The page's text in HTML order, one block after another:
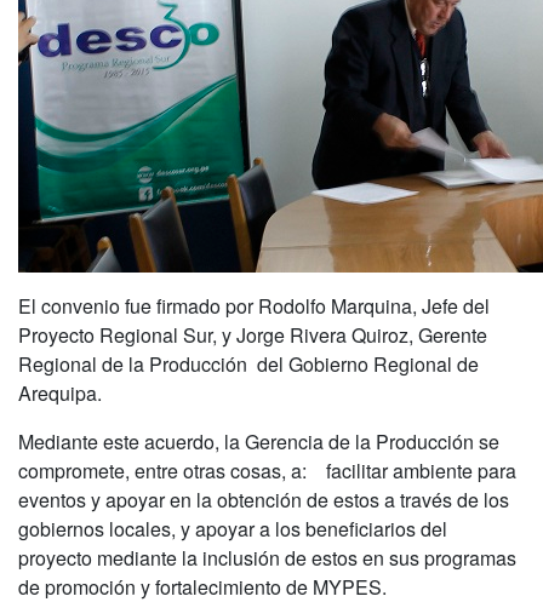
El convenio fue firmado por Rodolfo Marquina, Jefe del
Proyecto Regional Sur, y Jorge Rivera Quiroz, Gerente
Regional de la Producción del Gobierno Regional de
Arequipa.
Mediante este acuerdo, la Gerencia de la Producción se
compromete, entre otras cosas, a: facilitar ambiente para
eventos y apoyar en la obtención de estos a través de los
gobiernos locales, y apoyar a los beneficiarios del
proyecto mediante la inclusión de estos en sus programas
de promoción y fortalecimiento de MYPES.